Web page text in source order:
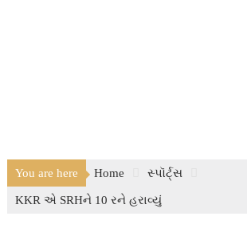
You are here Home સ્પૉર્ટ્સ
KKR એ SRHને 10 રને હરાવ્યું